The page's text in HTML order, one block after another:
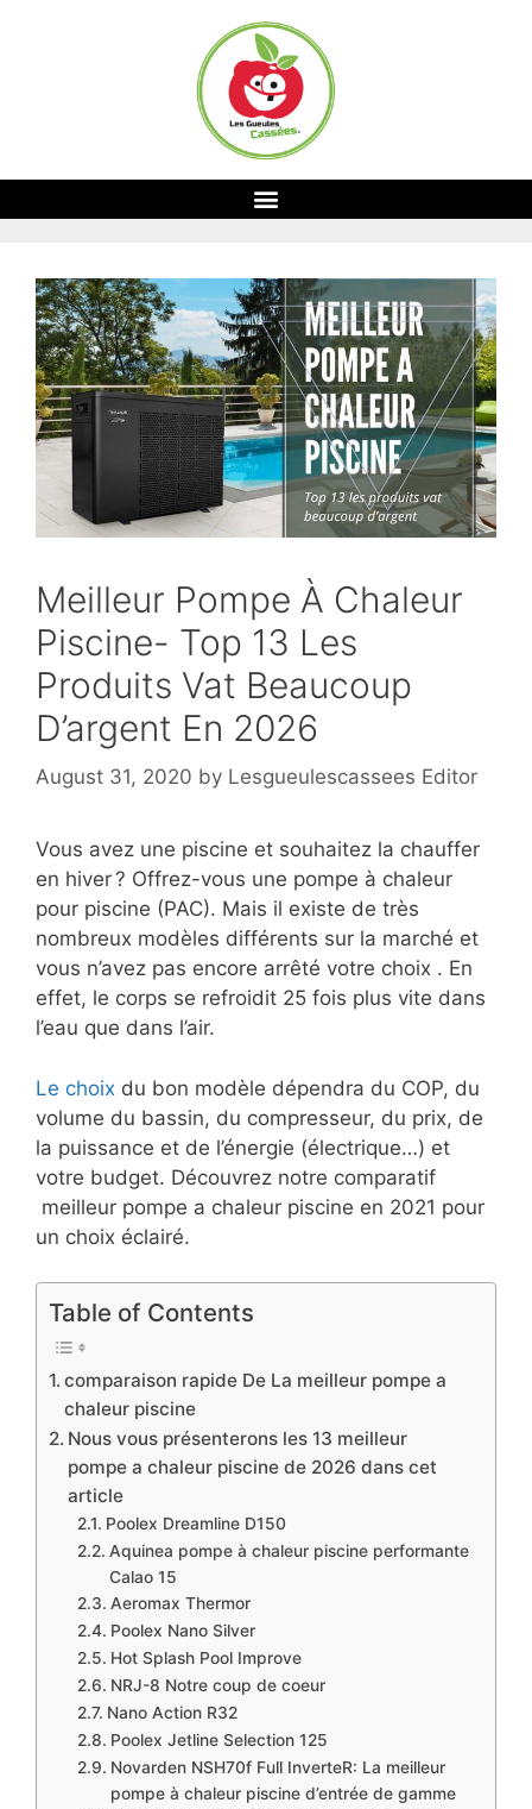
Meilleur Pompe À Chaleur
Piscine- Top 13 Les
Produits Vat Beaucoup
D’argent En 2026
August 31, 2020 by Lesgueulescassees Editor
Vous avez une piscine et souhaitez la chauffer
en hiver ? Offrez-vous une pompe à chaleur
pour piscine (PAC). Mais il existe de très
nombreux modèles différents sur la marché et
vous n’avez pas encore arrêté votre choix . En
effet, le corps se refroidit 25 fois plus vite dans
l’eau que dans l’air.
Le choix du bon modèle dépendra du COP, du
volume du bassin, du compresseur, du prix, de
la puissance et de l’énergie (électrique…) et
votre budget. Découvrez notre comparatif
meilleur pompe a chaleur piscine en 2021 pour
un choix éclairé.
Table of Contents
comparaison rapide De La meilleur pompe a
chaleur piscine
Nous vous présenterons les 13 meilleur
pompe a chaleur piscine de 2026 dans cet
article
Poolex Dreamline D150
Aquinea pompe à chaleur piscine performante
Calao 15
Aeromax Thermor
Poolex Nano Silver
Hot Splash Pool Improve
NRJ-8 Notre coup de coeur
Nano Action R32
Poolex Jetline Selection 125
Novarden NSH70f Full InverteR: La meilleur
pompe à chaleur piscine d’entrée de gamme